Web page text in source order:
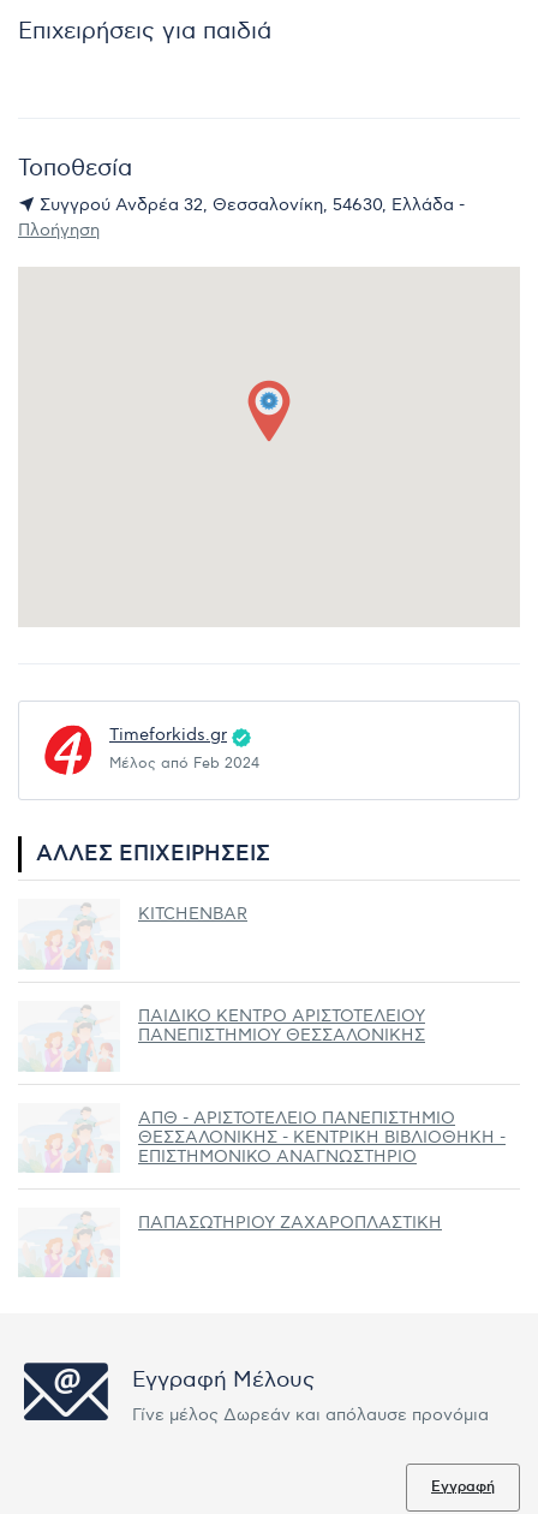
Επιχειρήσεις για παιδιά
Τοποθεσία
Συγγρού Ανδρέα 32, Θεσσαλονίκη, 54630, Ελλάδα -
Πλοήγηση
Timeforkids.gr
Μέλος από Feb 2024
ΆΛΛΕΣ ΕΠΙΧΕΙΡΉΣΕΙΣ
KITCHENBAR
ΠΑΙΔΙΚΟ ΚΕΝΤΡΟ ΑΡΙΣΤΟΤΕΛΕΙΟΥ
ΠΑΝΕΠΙΣΤΗΜΙΟΥ ΘΕΣΣΑΛΟΝΙΚΗΣ
ΑΠΘ - ΑΡΙΣΤΟΤΕΛΕΙΟ ΠΑΝΕΠΙΣΤΗΜΙΟ
ΘΕΣΣΑΛΟΝΙΚΗΣ - ΚΕΝΤΡΙΚΗ ΒΙΒΛΙΟΘΗΚΗ -
ΕΠΙΣΤΗΜΟΝΙΚΟ ΑΝΑΓΝΩΣΤΗΡΙΟ
ΠΑΠΑΣΩΤΗΡΙΟΥ ΖΑΧΑΡΟΠΛΑΣΤΙΚΗ
Εγγραφή Μέλους
Γίνε μέλος Δωρεάν και απόλαυσε προνόμια
Εγγραφή